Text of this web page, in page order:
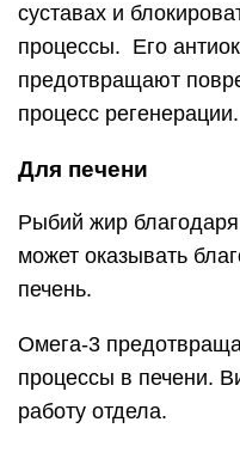
суставах и
процессы. Его
предотвращают
процесс регенерации.
Для печени
Рыбий жир
может оказывать
печень.
Омега-3
процессы в печени.
работу отдела.